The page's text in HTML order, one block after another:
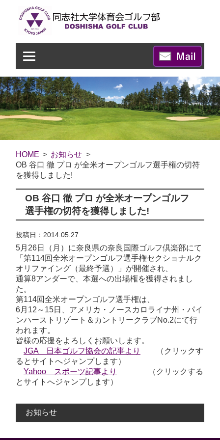
HOME
お知らせ
OB 谷口 徹 プロ が全米オープンゴルフ選手権の切符
を獲得しました!
OB 谷口 徹 プロ が全米オープンゴルフ
選手権の切符を獲得しました!
投稿日：2014.05.27
5月26日（月）に奈良県の奈良国際ゴルフ倶楽部にて
「第114回全米オープンゴルフ選手権セクショナルク
オリファイング（最終予選）」が開催され、
通算8アンダーで、本選への出場権を獲得されまし
た。
第114回全米オープンゴルフ選手権は、
6月12～15日、アメリカ・ノースカロライナ州・パイ
ンハーストリゾート＆カントリークラブNo.2にて行
われます。
皆様の応援をよろしくお願いします。
JGA 日本ゴルフ協会の記事より
（クリックす
るとサイトへジャンプします）
Yahoo スポーツ記事より
（クリックする
とサイトへジャンプします）
お知らせ